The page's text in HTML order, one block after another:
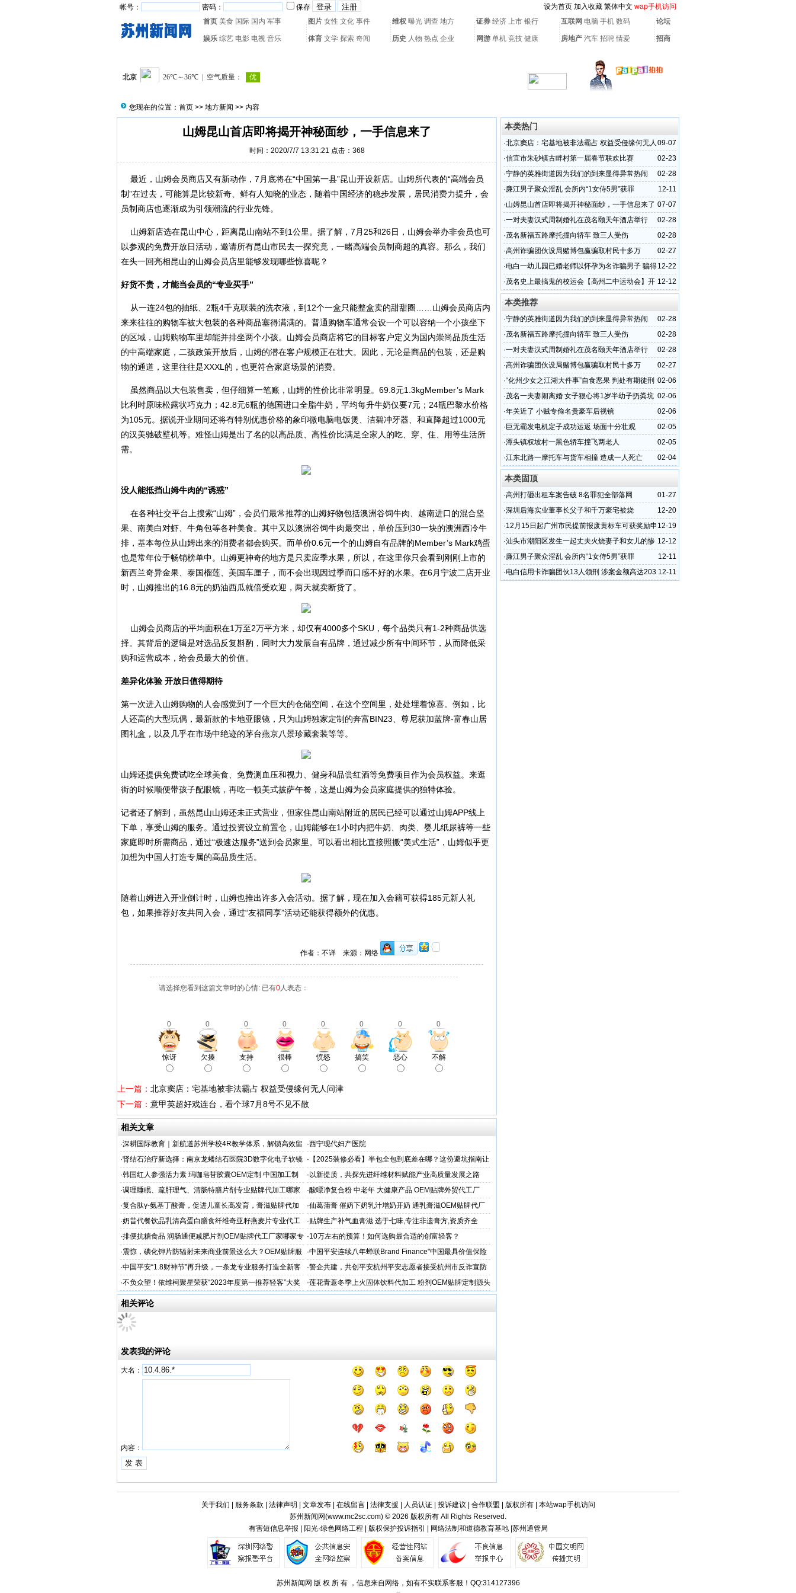
帐号： 密码： 保存 设为首页 加入收藏 繁体中文 wap手机访问
首页 美食 国际 国内 军事 图片 女性 文化 事件 维权 曝光 调查 地方 证券 经济 上市 银行 互联网 电脑 手机 数码 论坛
娱乐 综艺 电影 电视 音乐 体育 文学 探索 奇闻 历史 人物 热点 企业 网游 单机 竞技 健康 房地产 汽车 招聘 情爱 招商
您现在的位置： 首页 >> 地方新闻 >> 内容
山姆昆山首店即将揭开神秘面纱，一手信息来了
时间：2020/7/7 13:31:21 点击： 368
最近，山姆会员商店又有新动作，7月底将在“中国第一县”昆山开设新店。山姆所代表的“高端会员
制”在过去，可能算是比较新奇、鲜有人知晓的业态，随着中国经济的稳步发展，居民消费力提升，会
员制商店也逐渐成为引领潮流的行业先锋。
山姆新店选在昆山中心，距离昆山南站不到1公里。据了解，7月25和26日，山姆会举办非会员也可
以参观的免费开放日活动，邀请所有昆山市民去一探究竟，一睹高端会员制商超的真容。那么，我们
在头一回亮相昆山的山姆会员店里能够发现哪些惊喜呢？
好货不贵， 才能当会员的“专业买手”
从一连24包的抽纸、2瓶4千克联装的洗衣液，到12个一盒只能整盒卖的甜甜圈……山姆会员商店内
来来往往的购物车被大包装的各种商品塞得满满的。普通购物车通常会设一个可以容纳一个小孩坐下
的区域，山姆购物车里却能并排坐两个小孩。山姆会员商店将它的目标客户定义为国内崇尚品质生活
的中高端家庭，二孩政策开放后，山姆的潜在客户规模正在壮大。因此，无论是商品的包装，还是购
物的通道，这里往往是XXXL的，也更符合家庭场景的消费。
虽然商品以大包装售卖，但仔细算一笔账，山姆的性价比非常明显。69.8元1.3kgMember’s Mark
比利时原味松露状巧克力；42.8元6瓶的德国进口全脂牛奶，平均每升牛奶仅要7元；24瓶巴黎水价格
为105元。据说开业期间还将有特别优惠价格的象印微电脑电饭煲、洁碧冲牙器、和直降超过1000元
的汉美驰破壁机等。难怪山姆是出了名的以高品质、高性价比满足全家人的吃、穿、住、用等生活所
需。
没人能抵挡山姆牛肉的“诱惑”
在各种社交平台上搜索“山姆”，会员们最常推荐的山姆好物包括澳洲谷饲牛肉、越南进口的混合坚
果、南美白对虾、牛角包等各种美食。其中又以澳洲谷饲牛肉最突出，单价压到30一块的澳洲西冷牛
排，基本每位从山姆出来的消费者都会购买。而单价0.6元一个的山姆自有品牌的Member’s Mark鸡蛋
也是常年位于畅销榜单中。山姆更神奇的地方是只卖应季水果，所以，在这里你只会看到刚刚上市的
新西兰奇异金果、泰国榴莲、美国车厘子，而不会出现因过季而口感不好的水果。在6月宁波二店开业
时，山姆推出的16.8元的奶油西瓜就倍受欢迎，两天就卖断货了。
山姆会员商店的平均面积在1万至2万平方米，却仅有4000多个SKU，每个品类只有1-2种商品供选
择。其背后的逻辑是对选品反复斟酌，同时大力发展自有品牌，通过减少所有中间环节，从而降低采
购和运营成本，给会员最大的价值。
差异化体验 开放日值得期待
第一次进入山姆购物的人会感觉到了一个巨大的仓储空间，在这个空间里，处处埋着惊喜。例如，比
人还高的大型玩偶，最新款的卡地亚眼镜，只为山姆独家定制的奔富BIN23、尊尼获加蓝牌-富春山居
图礼盒，以及几乎在市场中绝迹的茅台燕京八景珍藏套装等等。
山姆还提供免费试吃全球美食、免费测血压和视力、健身和品尝红酒等免费项目作为会员权益。来逛
街的时候顺便带孩子配眼镜，再吃一顿美式披萨午餐，这是山姆为会员家庭提供的独特体验。
记者还了解到，虽然昆山山姆还未正式营业，但家住昆山南站附近的居民已经可以通过山姆APP线上
下单，享受山姆的服务。通过投资设立前置仓，山姆能够在1小时内把牛奶、肉类、婴儿纸尿裤等一些
家庭即时所需商品，通过“极速达服务”送到会员家里。可以看出相比直接照搬“美式生活”，山姆似乎更
加想为中国人打造专属的高品质生活。
随着山姆进入开业倒计时，山姆也推出许多入会活动。据了解，现在加入会籍可获得185元新人礼
包，如果推荐好友共同入会，通过“友福同享”活动还能获得额外的优惠。
作者：不详 来源：网络
请选择您看到这篇文章时的心情: 已有0人表态：
0 0 0 0 0 0 0 0
惊讶 欠揍 支持 很棒 愤怒 搞笑 恶心 不解
上一篇： 北京窦店：宅基地被非法霸占 权益受侵缘何无人问津
下一篇： 意甲英超好戏连台，看个球7月8号不见不散
相关文章
·深耕国际教育｜新航道苏州学校4R教学体系，解锁高效留
学备考之路
·西宁现代妇产医院
·肾结石治疗新选择：南京龙蟠结石医院3D数字化电子软镜
保肾取石术
· 【2025装修必看】半包全包到底差在哪？这份避坑指南让
你省下3万冤枉钱！
·韩国红人参强活力素 玛咖皂苷胶囊OEM定制 中国加工制
造商
· 以新提质，共探先进纤维材料赋能产业高质量发展之路
·调理睡眠、疏肝理气、清肠特膳片剂专业贴牌代加工哪家
专业
·酸嘌净复合粉 中老年 大健康产品 OEM贴牌外贸代工厂
·复合肽γ-氨基丁酸膏，促进儿童长高发育，膏滋贴牌代加
工厂家
·仙葛蒲膏 催奶下奶乳汁增奶开奶 通乳膏滋OEM贴牌代厂
家
·奶昔代餐饮品乳清高蛋白膳食纤维奇亚籽燕麦片专业代工
厂家
·贴牌生产补气血膏滋 选于七味,专注非遗膏方,资质齐全
·排便抗糖食品 润肠通便减肥片剂OEM贴牌代工厂家哪家专
业
·10万左右的预算！如何选购最合适的创富轻客？
·震惊，碘化钾片防辐射未来商业前景这么大？OEM贴牌服
务商
·中国平安连续八年蝉联Brand Finance"中国最具价值保险
品牌"
·中国平安“1.8财神节”再升级，一条龙专业服务打造全新客
户体验
·警企共建，共创平安杭州平安志愿者接受杭州市反诈宣防
人才专项培训
·不负众望！依维柯聚星荣获“2023年度第一推荐轻客”大奖 ·莲花青薏冬季上火固体饮料代加工 粉剂OEM贴牌定制源头
工厂
相关评论
发表我的评论
大名：
内容：
本类热门
09-07
·北京窦店：宅基地被非法霸占 权益受侵缘何无人
问津
02-23
·信宜市朱砂镇古畔村第一届春节联欢比赛
02-28
·宁静的英雅街道因为我们的到来显得异常热闹
12-11
·廉江男子聚众淫乱 会所内“1女侍5男”获罪
07-07
·山姆昆山首店即将揭开神秘面纱，一手信息来了
02-28
·一对夫妻汉式周制婚礼在茂名颐天年酒店举行
02-28
·茂名新福五路摩托撞向轿车 致三人受伤
02-27
·高州诈骗团伙设局赌博包赢骗取村民十多万
12-22
·电白一幼儿园已婚老师以怀孕为名诈骗男子 骗得
几万元
12-12
·茂名史上最搞鬼的校运会【高州二中运动会】开
幕式
本类推荐
02-28
·宁静的英雅街道因为我们的到来显得异常热闹
02-28
·茂名新福五路摩托撞向轿车 致三人受伤
02-28
·一对夫妻汉式周制婚礼在茂名颐天年酒店举行
02-27
·高州诈骗团伙设局赌博包赢骗取村民十多万
02-06
·“化州少女之江湖大件事”自食恶果 判处有期徒刑
一年
02-06
·茂名一夫妻闹离婚 女子狠心将1岁半幼子扔粪坑
淹死
02-06
·年关近了 小贼专偷名贵豪车后视镜
02-05
· 巨无霸发电机定子成功运返 场面十分壮观
02-05
·潭头镇权坡村一黑色轿车撞飞两老人
02-04
·江东北路一摩托车与货车相撞 造成一人死亡
本类固顶
01-27
·高州打砸出租车案告破 8名罪犯全部落网
12-20
·深圳后海实业董事长父子和千万豪宅被烧
12-19
·12月15日起广州市民提前报废黄标车可获奖励申
请
12-12
·汕头市潮阳区发生一起丈夫火烧妻子和女儿的惨
剧
12-11
·廉江男子聚众淫乱 会所内“1女侍5男”获罪
12-11
·电白信用卡诈骗团伙13人领刑 涉案金额高达203
关于我们 服务条款 法律声明 文章发布| 在线留言| 法律支援 人员认证| 投诉建议 合作联盟 版权所有| 本站wap手机访问
苏州新闻网(www.mc2sc.com) © 2026 版权所有 All Rights Reserved.
有害短信息举报 | 阳光·绿色网络工程 | 版权保护投诉指引 | 网络法制和道德教育基地 |苏州通管局
苏州新闻网 版 权 所 有 ，信息来自网络，如有不实联系客服！QQ:314127396